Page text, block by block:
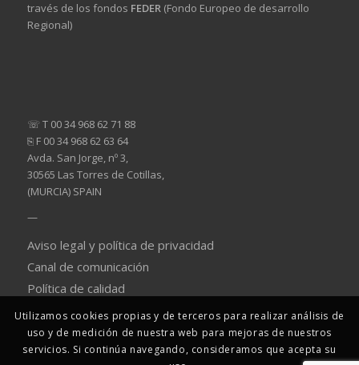
través de los fondos FEDER(Fondo Europeo de desarrollo
Regional)
☏ T 00 34 968 62 71 88
⎘ F 00 34 968 62 63 64
Avda. San Jorge, nº 3,
30565 Las Torres de Cotillas,
(MURCIA) SPAIN
—
Aviso legal y política de privacidad
Canal de comunicación
Política de calidad
Utilizamos cookies propias y de terceros para realizar análisis de
uso y de medición de nuestra web para mejoras de nuestros
servicios. Si continúa navegando, consideramos que acepta su